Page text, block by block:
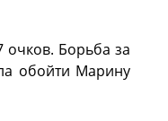
очков. Борьба за
обойти Марину